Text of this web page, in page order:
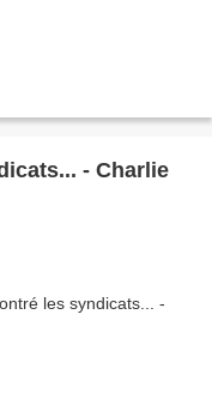
- Charlie